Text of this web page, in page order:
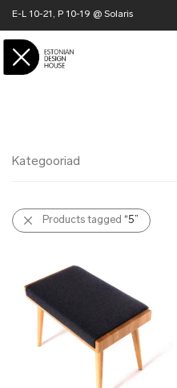
E-L 10-21, P 10-19 @ Solaris
Kategooriad
Kõik
✖ KODU
✖ AKSESSUAARID
✖ KINGITUSED
✖ ONLY @ EDH
✖ MUU
Products tagged “5”